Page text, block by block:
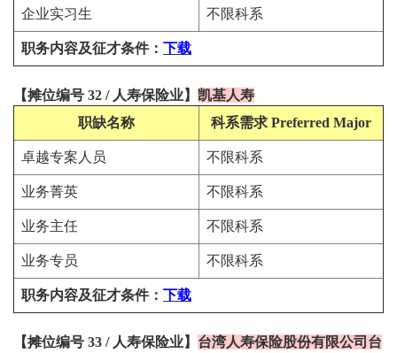
企业实习生 不限科系
职务内容及征才条件： 下载
【摊位编号 32 / 人寿保险业】 凯基人寿
职缺名称
科系需求 Preferred Major
卓越专案人员 不限科系
业务菁英 不限科系
业务主任 不限科系
业务专员 不限科系
职务内容及征才条件： 下载
【摊位编号 33 / 人寿保险业】 台湾人寿保险股份有限公司台